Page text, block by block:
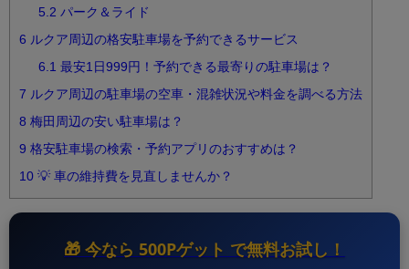
5.2 パーク＆ライド
6 ルクア周辺の格安駐車場を予約できるサービス
6.1 最安1日999円！予約できる最寄りの駐車場は？
7 ルクア周辺の駐車場の空車・混雑状況や料金を調べる方法
8 梅田周辺の安い駐車場は？
9 格安駐車場の検索・予約アプリのおすすめは？
10 💡 車の維持費を見直しませんか？
🎁 今なら 500Pゲット で無料お試し！